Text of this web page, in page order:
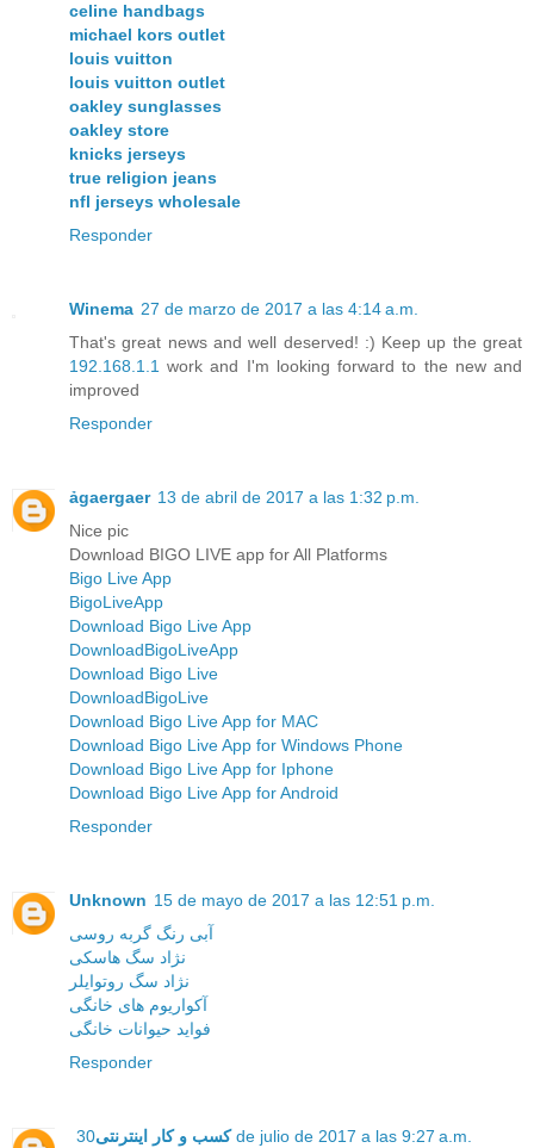
celine handbags
michael kors outlet
louis vuitton
louis vuitton outlet
oakley sunglasses
oakley store
knicks jerseys
true religion jeans
nfl jerseys wholesale
Responder
Winema 27 de marzo de 2017 a las 4:14 a.m.
That's great news and well deserved! :) Keep up the great
192.168.1.1 work and I'm looking forward to the new and
improved
Responder
ảgaergaer 13 de abril de 2017 a las 1:32 p.m.
Nice pic
Download BIGO LIVE app for All Platforms
Bigo Live App
BigoLiveApp
Download Bigo Live App
DownloadBigoLiveApp
Download Bigo Live
DownloadBigoLive
Download Bigo Live App for MAC
Download Bigo Live App for Windows Phone
Download Bigo Live App for Iphone
Download Bigo Live App for Android
Responder
Unknown 15 de mayo de 2017 a las 12:51 p.m.
آبی رنگ گربه روسی
نژاد سگ هاسکی
نژاد سگ روتوایلر
آکواریوم های خانگی
فواید حیوانات خانگی
Responder
کسب و کار اینترنتی30 de julio de 2017 a las 9:27 a.m.